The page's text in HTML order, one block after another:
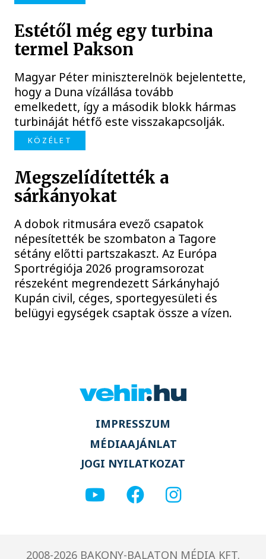
Estétől még egy turbina
termel Pakson
Magyar Péter miniszterelnök bejelentette,
hogy a Duna vízállása tovább
emelkedett, így a második blokk hármas
turbináját hétfő este visszakapcsolják.
KÖZÉLET
Megszelídítették a
sárkányokat
A dobok ritmusára evező csapatok
népesítették be szombaton a Tagore
sétány előtti partszakaszt. Az Európa
Sportrégiója 2026 programsorozat
részeként megrendezett Sárkányhajó
Kupán civil, céges, sportegyesületi és
belügyi egységek csaptak össze a vízen.
IMPRESSZUM
MÉDIAAJÁNLAT
JOGI NYILATKOZAT
2008-2026 BAKONY-BALATON MÉDIA KFT.